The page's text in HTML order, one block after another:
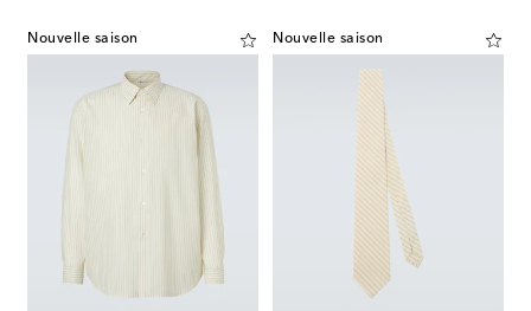
Nouvelle saison Nouvelle saison